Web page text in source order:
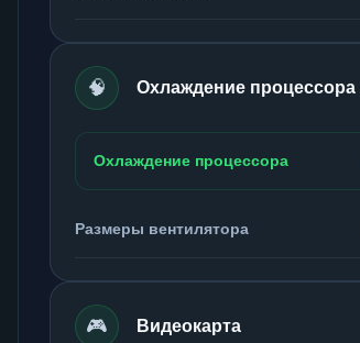
🧠 Охлаждение процессора
Охлаждение процессора
Размеры вентилятора
🎮 Видеокарта